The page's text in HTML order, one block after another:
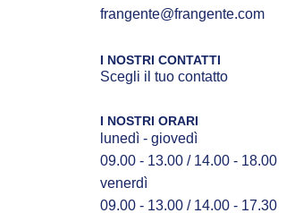
frangente@frangente.com
I NOSTRI CONTATTI
Scegli il tuo contatto
I NOSTRI ORARI
lunedì - giovedì
09.00 - 13.00 / 14.00 - 18.00
venerdì
09.00 - 13.00 / 14.00 - 17.30